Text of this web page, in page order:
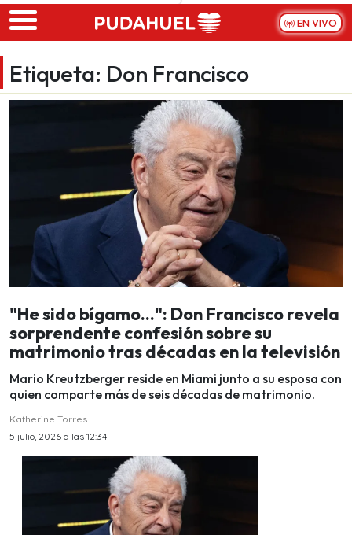
Skip to main content
EN VIVO
Etiqueta: Don Francisco
"He sido bígamo…": Don Francisco revela
sorprendente confesión sobre su
matrimonio tras décadas en la televisión
Mario Kreutzberger reside en Miami junto a su esposa con
quien comparte más de seis décadas de matrimonio.
Katherine Torres
5 julio, 2026 a las 12:34